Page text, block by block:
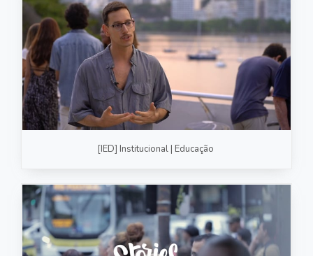
[IED] Institucional | Educação